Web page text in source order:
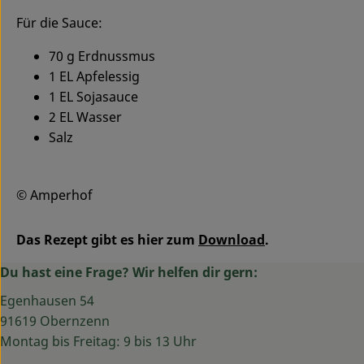
Für die Sauce:
70 g Erdnussmus
1 EL Apfelessig
1 EL Sojasauce
2 EL Wasser
Salz
© Amperhof
Das Rezept gibt es hier zum Download.
Du hast eine Frage? Wir helfen dir gern:
Egenhausen 54
91619 Obernzenn
Montag bis Freitag: 9 bis 13 Uhr